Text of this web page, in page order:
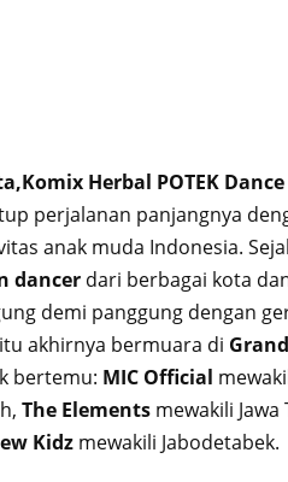
Komix Herbal POTEK
perjalanan panjangnya
anak muda Indonesia.
dancer dari berbagai kota
demi panggung dengan
akhirnya bermuara di
bertemu: MIC Official
The Elements mewakili Jawa
Kidz mewakili Jabodetabek.